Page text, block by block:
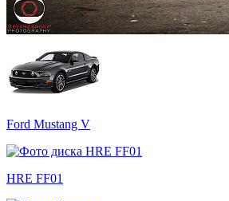
Ford Mustang V
HRE FF01